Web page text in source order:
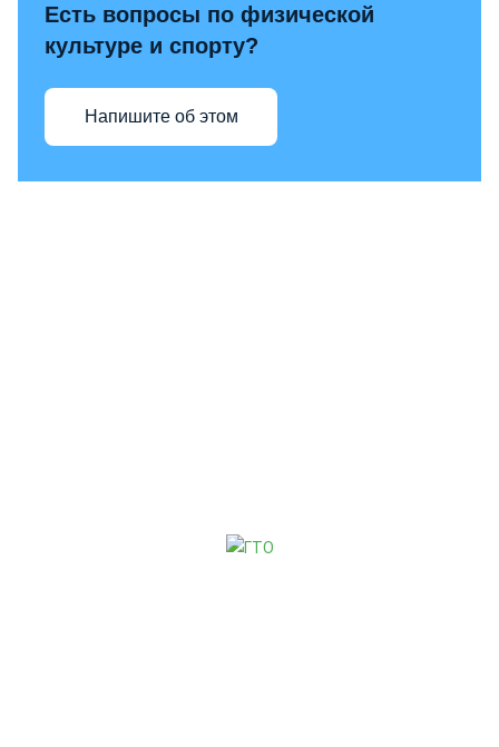
Есть вопросы по физической
культуре и спорту?
Напишите об этом